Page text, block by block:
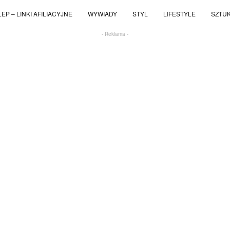
– LINKI AFILIACYJNE WYWIADY STYL LIFESTYLE
- Reklama -